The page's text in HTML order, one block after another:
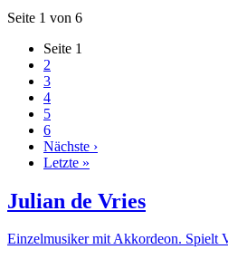
Seite 1 von 6
Seite 1
2
3
4
5
6
Nächste ›
Letzte »
Julian de Vries
Einzelmusiker mit Akkordeon. Spielt